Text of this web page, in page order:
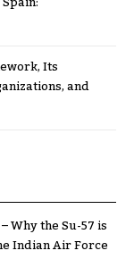
Its
and
Why the Su-57 is
Indian Air Force